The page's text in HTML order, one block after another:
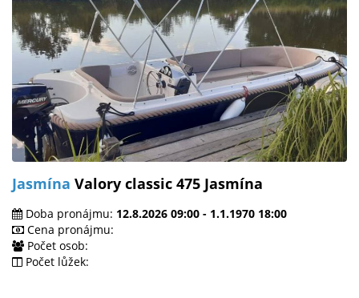
Jasmína Valory classic 475 Jasmína
Doba pronájmu: 12.8.2026 09:00 - 1.1.1970 18:00
Cena pronájmu:
Počet osob:
Počet lůžek: